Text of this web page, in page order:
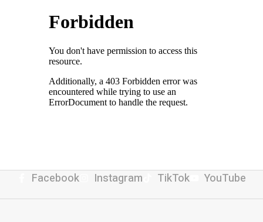
Facebook Instagram TikTok YouTube